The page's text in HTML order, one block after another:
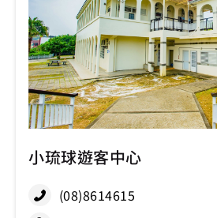
小琉球遊客中心
(08)8614615